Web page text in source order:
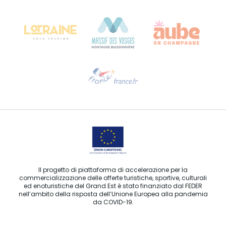
Contattaci per e-mail
Il progetto di piattaforma di accelerazione per la
commercializzazione delle offerte turistiche, sportive, culturali
ed enoturistiche del Grand Est è stato finanziato dal FEDER
nell’ambito della risposta dell’Unione Europea alla pandemia
da COVID-19.